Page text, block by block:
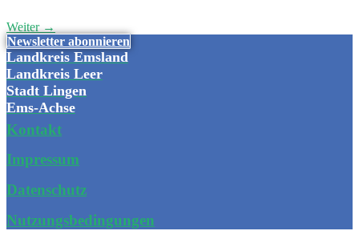
Weiter →
Newsletter abonnieren
Landkreis Emsland
Landkreis Leer
Stadt Lingen
Ems-Achse
Kontakt
Impressum
Datenschutz
Nutzungsbedingungen